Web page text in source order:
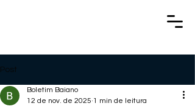
Post
Boletim Baiano
12 de nov. de 2025 1 min de leitura